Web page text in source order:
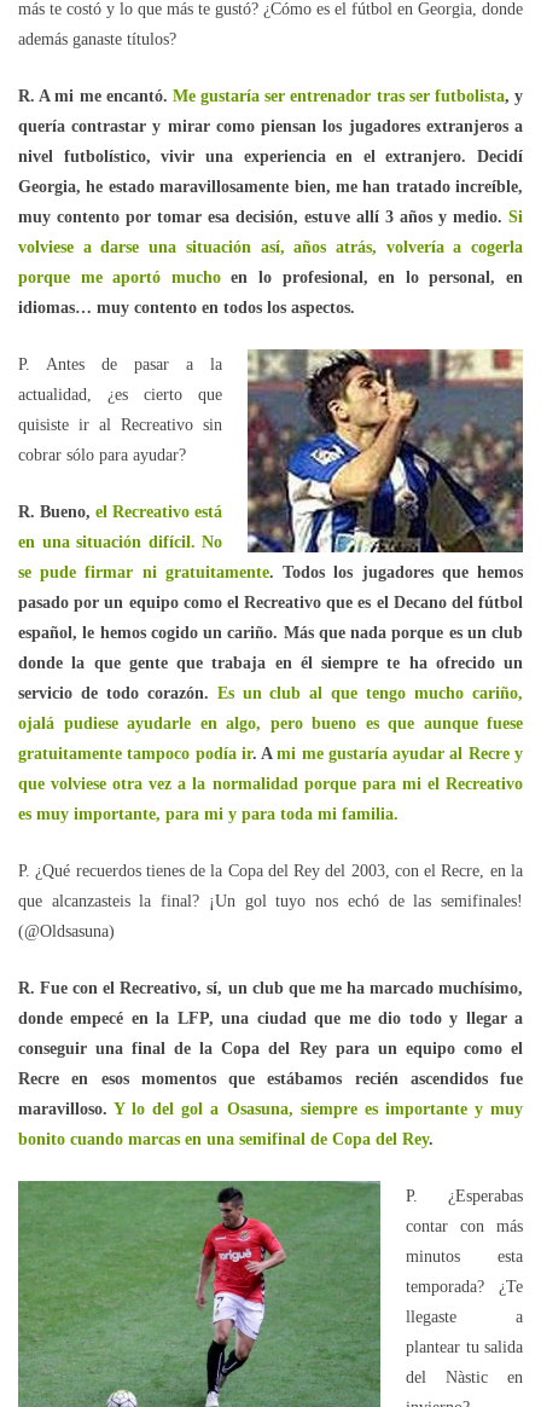
más te costó y lo que más te gustó? ¿Cómo es el fútbol en Georgia, donde
además ganaste títulos?
R. A mi me encantó. Me gustaría ser entrenador tras ser futbolista, y
quería contrastar y mirar como piensan los jugadores extranjeros a
nivel futbolístico, vivir una experiencia en el extranjero. Decidí
Georgia, he estado maravillosamente bien, me han tratado increíble,
muy contento por tomar esa decisión, estuve allí 3 años y medio. Si
volviese a darse una situación así, años atrás, volvería a cogerla
porque me aportó muchoen lo profesional, en lo personal, en
idiomas… muy contento en todos los aspectos.
P. Antes de pasar a la
actualidad, ¿es cierto que
quisiste ir al Recreativo sin
cobrar sólo para ayudar?
R. Bueno, el Recreativo está
en una situación difícil. No
se pude firmar ni gratuitamente. Todos los jugadores que hemos
pasado por un equipo como el Recreativo que es el Decano del fútbol
español, le hemos cogido un cariño. Más que nada porque es un club
donde la que gente que trabaja en él siempre te ha ofrecido un
servicio de todo corazón. Es un club al que tengo mucho cariño,
ojalá pudiese ayudarle en algo, pero bueno es que aunque fuese
gratuitamente tampoco podía ir. Ami me gustaría ayudar al Recre y
que volviese otra vez a la normalidad porque para mi el Recreativo
es muy importante, para mi y para toda mi familia.
P. ¿Qué recuerdos tienes de la Copa del Rey del 2003, con el Recre, en la
que alcanzasteis la final? ¡Un gol tuyo nos echó de las semifinales!
(@Oldsasuna)
R. Fue con el Recreativo, sí, un club que me ha marcado muchísimo,
donde empecé en la LFP, una ciudad que me dio todo y llegar a
conseguir una final de la Copa del Rey para un equipo como el
Recre en esos momentos que estábamos recién ascendidos fue
maravilloso.Y lo del gol a Osasuna, siempre es importante y muy
bonito cuando marcas en una semifinal de Copa del Rey.
P. ¿Esperabas
contar con más
minutos esta
temporada? ¿Te
llegaste a
plantear tu salida
del Nàstic en